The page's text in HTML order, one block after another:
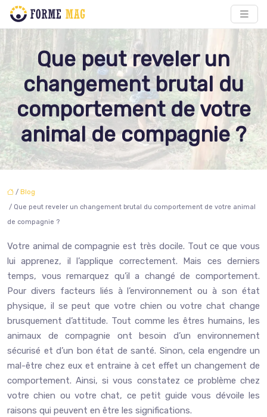
Que peut reveler un
changement brutal du
comportement de votre
animal de compagnie ?
/ Blog
/ Que peut reveler un changement brutal du comportement de votre animal
de compagnie ?
Votre animal de compagnie est très docile. Tout ce que vous
lui apprenez, il l’applique correctement. Mais ces derniers
temps, vous remarquez qu’il a changé de comportement.
Pour divers facteurs liés à l’environnement ou à son état
physique, il se peut que votre chien ou votre chat change
brusquement d’attitude. Tout comme les êtres humains, les
animaux de compagnie ont besoin d’un environnement
sécurisé et d’un bon état de santé. Sinon, cela engendre un
mal-être chez eux et entraine à cet effet un changement de
comportement. Ainsi, si vous constatez ce problème chez
votre chien ou votre chat, ce petit guide vous dévoile les
raisons qui peuvent en être les significations.